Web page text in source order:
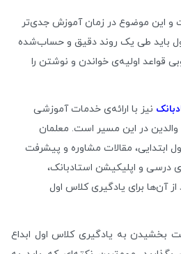
این موضوع در زمان آموزش جدی‌تر
باید طی یک روند دقیق و حساب‌شده
قواعد اولیه‌ی خواندن و نوشتن را
نیز با ارائه‌ی خدمات آموزشی
در این مسیر است. معلمان
مقالات مشاوره و پیشرفت
درسی و اپلیکیشن استادبانک،
آن‌ها برای یادگیری کلاس اول
بخشیدن به یادگیری کلاس اول ابداع